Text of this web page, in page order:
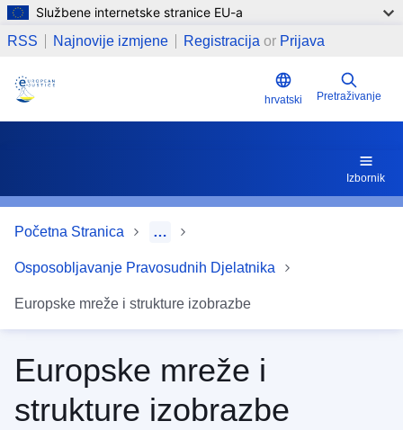
Skoči na glavni sadržaj
Službene internetske stranice EU-a
RSS
Najnovije izmjene Registracija or Prijava
hrvatski Pretraživanje
Izbornik
Početna Stranica …
Osposobljavanje Pravosudnih Djelatnika
Europske mreže i strukture izobrazbe
Europske mreže i
strukture izobrazbe
Pravosudne mreže na razini EU-a koje surađuju s